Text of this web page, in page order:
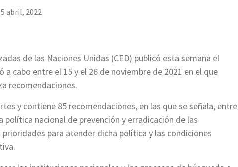
abril, 2022
de las Naciones Unidas (CED) publicó esta semana el
cabo entre el 15 y el 26 de noviembre de 2021 en el que
recomendaciones.
y contiene 85 recomendaciones, en las que se señala, entre
nacional de prevención y erradicación de las
para atender dicha política y las condiciones